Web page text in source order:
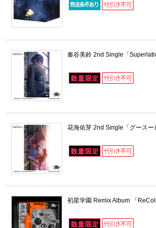
秦谷美鈴 2nd Single「
花海佑芽 2nd Single「グースー
初星学園 Remix Album 「